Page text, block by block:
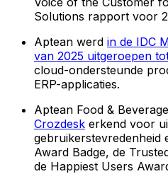
Solutions rapport voor
Aptean werd in de IDC
van 2025 uitgeroepen
cloud-ondersteunde
ERP-applicaties.
Aptean Food &
Crozdesk erkend voor
gebruikerstevredenheid
Award Badge, de
de Happiest Users